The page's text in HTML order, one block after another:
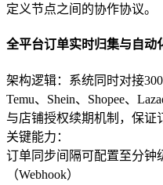
定义节点之间的协作协议。
全平台订单实时归集与自动
架构逻辑：系统同时对接
Temu、Shein、Shopee、
与店铺授权续期机制，保证
关键能力：
订单同步间隔可配置至分钟
（Webhook）